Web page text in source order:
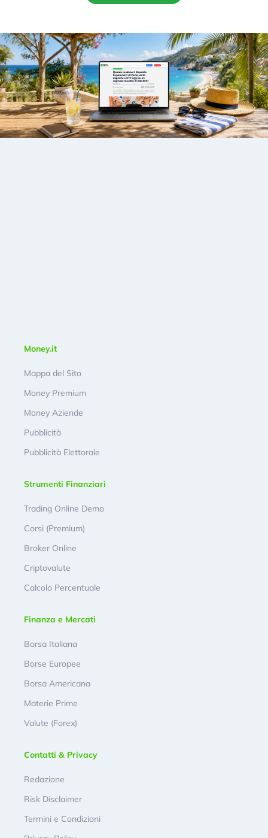
Money.it
Mappa del Sito
Money Premium
Money Aziende
Pubblicità
Pubblicità Elettorale
Strumenti Finanziari
Trading Online Demo
Corsi (Premium)
Broker Online
Criptovalute
Calcolo Percentuale
Finanza e Mercati
Borsa Italiana
Borse Europee
Borsa Americana
Materie Prime
Valute (Forex)
Contatti & Privacy
Redazione
Risk Disclaimer
Termini e Condizioni